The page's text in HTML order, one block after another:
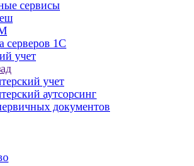
сервисы
серверов 1С
учет
учет
аутсорсинг
документов